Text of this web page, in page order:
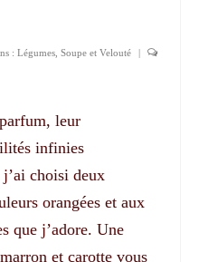
: Légumes Soupe et Velouté |
leur
infinies
choisi deux
orangées et aux
que j’adore. Une
et carotte vous